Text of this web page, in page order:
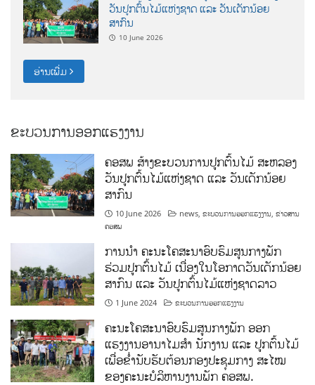
ວັນປູກຕົ້ນໄມ້ແຫ່ງຊາດ ແລະ ວັນເດັກນ້ອຍ
ສາກົນ
10 June 2026
ອ່ານເພີ່ມ
ຂະບວນການອອກແຮງງານ
ຄອສພ ສ້າງຂະບວນການປູກຕົ້ນໄມ້ ສະຫລອງ
ວັນປູກຕົ້ນໄມ້ແຫ່ງຊາດ ແລະ ວັນເດັກນ້ອຍ
ສາກົນ
10 June 2026 news ,ຂະບວນການອອກແຮງງານ ,ຂ່າວສານ
ຄອສພ
ການນໍາ ຄະນະໂຄສະນາອົບຮົມສູນກາງພັກ
ຮ່ວມປູກຕົ້ນໄມ້ ເນື່ອງໃນໂອກາດວັນເດັກນ້ອຍ
ສາກົນ ແລະ ວັນປູກຕົ້ນໄມ້ແຫ່ງຊາດລາວ
1 June 2024 ຂະບວນການອອກແຮງງານ
ຄະນະໂຄສະນາອົບຮົມສູນກາງພັກ ອອກ
ແຮງງານອານາໄມສໍາ ນັກງານ ແລະ ປູກຕົ້ນໄມ້
ເພື່ອຂໍ່ານັບຮັບຕ້ອນກອງປະຊຸມກາງ ສະໄໝ
ຂອງຄະນະບໍລິຫານງານພັກ ຄອສພ.